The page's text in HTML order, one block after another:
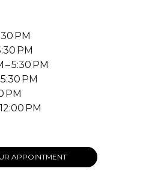
PM
PM
5:30 PM
PM
PM
PM
APPOINTMENT